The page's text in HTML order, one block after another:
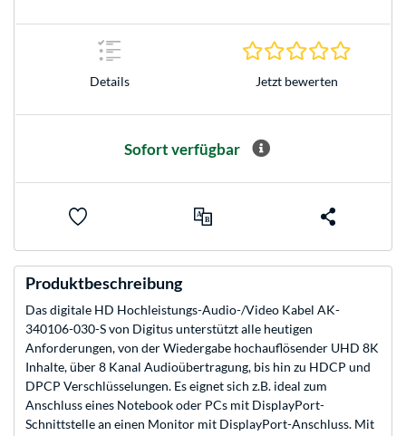
Details Jetzt bewerten
Sofort verfügbar
Produktbeschreibung
Das digitale HD Hochleistungs-Audio-/Video Kabel AK-
340106-030-S von Digitus unterstützt alle heutigen
Anforderungen, von der Wiedergabe hochauflösender UHD 8K
Inhalte, über 8 Kanal Audioübertragung, bis hin zu HDCP und
DPCP Verschlüsselungen. Es eignet sich z.B. ideal zum
Anschluss eines Notebook oder PCs mit DisplayPort-
Schnittstelle an einen Monitor mit DisplayPort-Anschluss. Mit